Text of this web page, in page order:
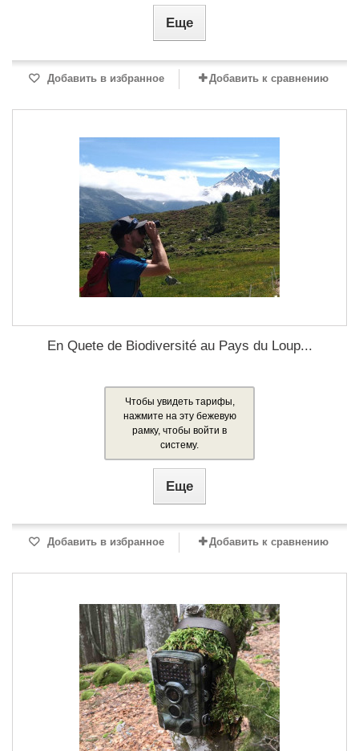
Еще
Добавить в избранное Добавить к сравнению
En Quete de Biodiversité au Pays du Loup...
Чтобы увидеть тарифы,
нажмите на эту бежевую
рамку, чтобы войти в
систему.
Еще
Добавить в избранное Добавить к сравнению